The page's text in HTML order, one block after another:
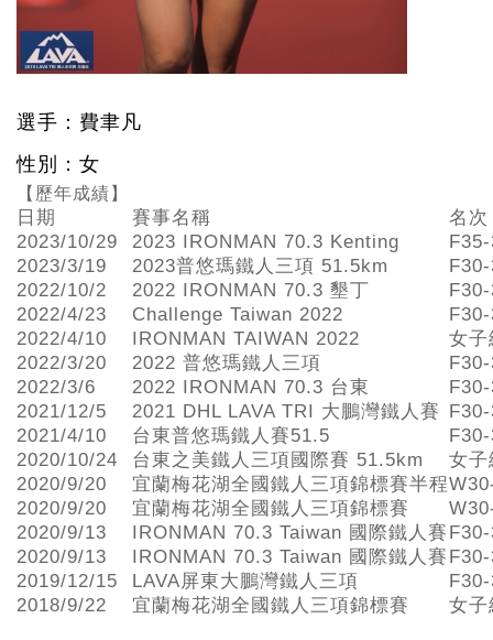
選手：費聿凡
性別：女
【歷年成績】
日期 賽事名稱
名次
2023/10/29
2023 IRONMAN 70.3 Kenting
2023/3/19
2023普悠瑪鐵人三項 51.5km
2022/10/2
2022 IRONMAN 70.3 墾丁
2022/4/23
Challenge Taiwan 2022
2022/4/10
IRONMAN TAIWAN 2022
女子
2022/3/20
2022 普悠瑪鐵人三項
2022/3/6
2022 IRONMAN 70.3 台東
2021/12/5
2021 DHL LAVA TRI 大鵬灣鐵人賽
2021/4/10
台東普悠瑪鐵人賽51.5
2020/10/24
台東之美鐵人三項國際賽 51.5km
女子
2020/9/20
宜蘭梅花湖全國鐵人三項錦標賽半程
2020/9/20
宜蘭梅花湖全國鐵人三項錦標賽
2020/9/13
IRONMAN 70.3 Taiwan 國際鐵人賽
2020/9/13
IRONMAN 70.3 Taiwan 國際鐵人賽
2019/12/15
LAVA屏東大鵬灣鐵人三項
2018/9/22
宜蘭梅花湖全國鐵人三項錦標賽 女子